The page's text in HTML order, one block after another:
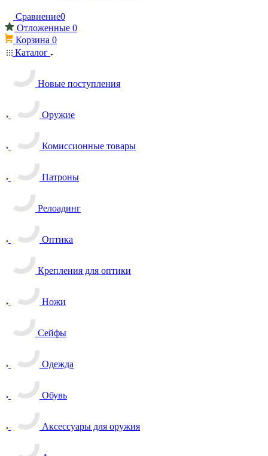
Сравнение0
Отложенные 0
Корзина 0
Каталог
Новые поступления
Оружие
Комиссионные товары
Патроны
Релоадинг
Оптика
Крепления для оптики
Ножи
Сейфы
Одежда
Обувь
Аксессуары для оружия